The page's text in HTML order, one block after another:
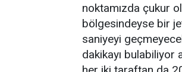
noktamızda çukur
bölgesindeyse bir
saniyeyi
dakikayı bulabiliyor